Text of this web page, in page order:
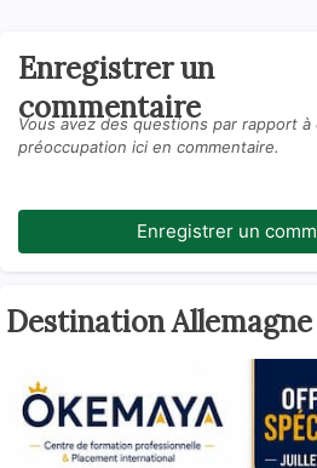
Enregistrer un
commentaire
Vous avez des questions par rapport
préoccupation ici en commentaire.
Enregistrer un
Destination Allemagne